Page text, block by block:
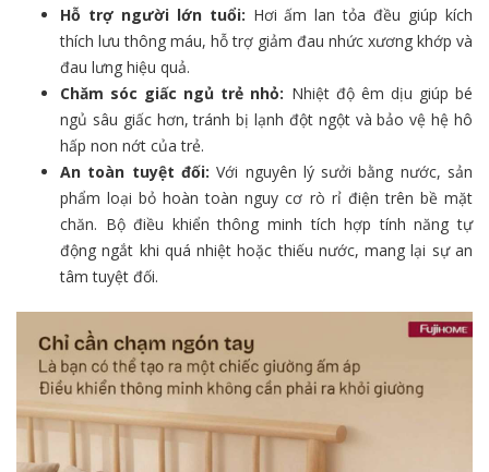
Hỗ trợ người lớn tuổi: Hơi ấm lan tỏa đều giúp kích
thích lưu thông máu, hỗ trợ giảm đau nhức xương khớp và
đau lưng hiệu quả.
Chăm sóc giấc ngủ trẻ nhỏ: Nhiệt độ êm dịu giúp bé
ngủ sâu giấc hơn, tránh bị lạnh đột ngột và bảo vệ hệ hô
hấp non nớt của trẻ.
An toàn tuyệt đối: Với nguyên lý sưởi bằng nước, sản
phẩm loại bỏ hoàn toàn nguy cơ rò rỉ điện trên bề mặt
chăn. Bộ điều khiển thông minh tích hợp tính năng tự
động ngắt khi quá nhiệt hoặc thiếu nước, mang lại sự an
tâm tuyệt đối.